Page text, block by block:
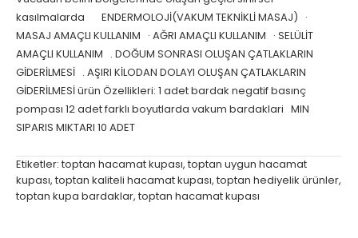
kasılmalarda ENDERMOLOJİ(VAKUM TEKNİKLİ MASAJ) ·
MASAJ AMAÇLI KULLANIM · AĞRI AMAÇLI KULLANIM · SELÜLİT
AMAÇLI KULLANIM . DOĞUM SONRASI OLUŞAN ÇATLAKLARIN
GİDERİLMESİ . AŞIRI KİLODAN DOLAYI OLUŞAN ÇATLAKLARIN
GİDERİLMESİ ürün Özellikleri: 1 adet bardak negatif basınç
pompası 12 adet farklı boyutlarda vakum bardaklari MIN
SIPARIS MIKTARI 10 ADET
Etiketler: toptan hacamat kupası, toptan uygun hacamat
kupası, toptan kaliteli hacamat kupası, toptan hediyelik ürünler,
toptan kupa bardaklar, toptan hacamat kupası